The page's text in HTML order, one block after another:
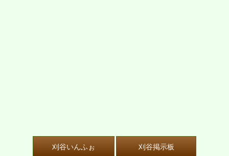
刈谷いんふぉ 刈谷掲示板